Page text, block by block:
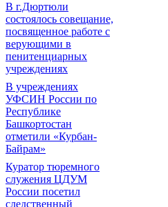
В г.Дюртюли
состоялось совещание,
посвященное работе с
верующими в
пенитенциарных
учреждениях
В учреждениях
УФСИН России по
Республике
Башкортостан
отметили «Курбан-
Байрам»
Куратор тюремного
служения ЦДУМ
России посетил
следственный